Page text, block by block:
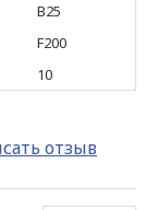
B25
F200
10
отзыв